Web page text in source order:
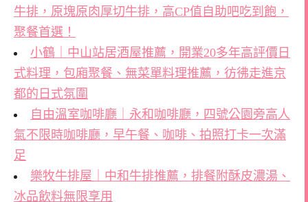
牛排，原塊原肉厚切牛排，高CP值自助吧吃到飽，
聚餐首選！
小鶴｜中山站居酒屋推薦，開業20多年高評價日
式料理，包廂聚餐、無菜單料理推薦，彷彿走進京
都的日式氛圍
自由溫室咖啡廳｜永和咖啡廳，四號公園旁高人
氣不限時咖啡廳，早午餐、咖啡、拍照打卡一次滿
足
樂牧牛排屋｜中和牛排推薦，排餐附酥皮濃湯、
冰品飲料無限享用